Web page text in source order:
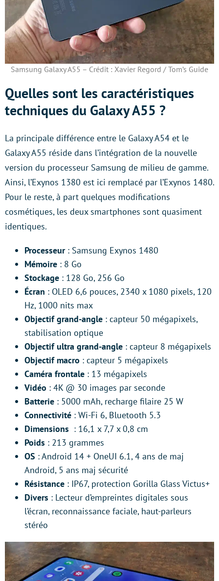
Samsung Galaxy A55 – Crédit : Xavier Regord / Tom’s Guide
Quelles sont les caractéristiques
techniques du Galaxy A55 ?
La principale différence entre le Galaxy A54 et le
Galaxy A55 réside dans l’intégration de la nouvelle
version du processeur Samsung de milieu de gamme.
Ainsi, l’Exynos 1380 est ici remplacé par l’Exynos 1480.
Pour le reste, à part quelques modifications
cosmétiques, les deux smartphones sont quasiment
identiques.
Processeur: Samsung Exynos 1480
Mémoire : 8 Go
Stockage : 128 Go, 256 Go
Écran : OLED 6,6 pouces, 2340 x 1080 pixels, 120
Hz, 1000 nits max
Objectif grand-angle : capteur 50 mégapixels,
stabilisation optique
Objectif ultra grand-angle : capteur 8 mégapixels
Objectif macro : capteur 5 mégapixels
Caméra frontale : 13 mégapixels
Vidéo : 4K @ 30 images par seconde
Batterie : 5000 mAh, recharge filaire 25 W
Connectivité : Wi-Fi 6, Bluetooth 5.3
Dimensions : 16,1 x 7,7 x 0,8 cm
Poids : 213 grammes
OS : Android 14 + OneUI 6.1, 4 ans de maj
Android, 5 ans maj sécurité
Résistance : IP67, protection Gorilla Glass Victus+
Divers : Lecteur d’empreintes digitales sous
l’écran, reconnaissance faciale, haut-parleurs
stéréo